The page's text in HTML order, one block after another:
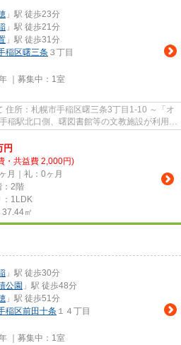
」駅 徒歩23分
」駅 徒歩21分
」駅 徒歩31分
稲区曙三条 ３丁目
｜募集中： 1室
円
・共益費 2,000円)
月｜礼：0ヶ月
：2階
：1LDK
㎡
」駅 徒歩30分
公園 」駅 徒歩48分
」駅 徒歩51分
稲区前田十条 １４丁目
｜募集中： 1室